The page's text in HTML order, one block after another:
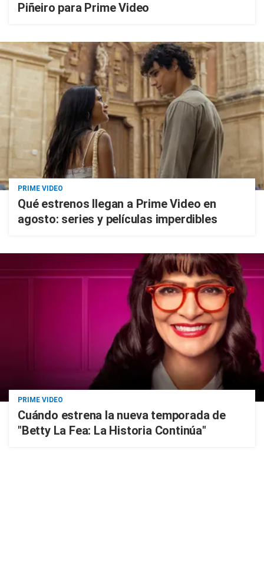
Piñeiro para Prime Video
PRIME VIDEO
Qué estrenos llegan a Prime Video en
agosto: series y películas imperdibles
PRIME VIDEO
Cuándo estrena la nueva temporada de
"Betty La Fea: La Historia Continúa"